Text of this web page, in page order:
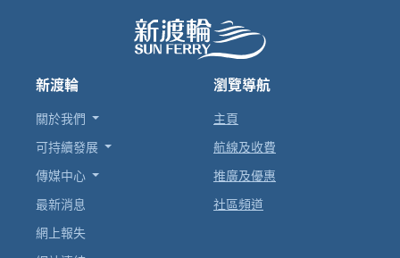
新渡輪
關於我們
可持續發展
傳媒中心
最新消息
網上報失
瀏覽導航
主頁
航線及收費
推廣及優惠
社區頻道